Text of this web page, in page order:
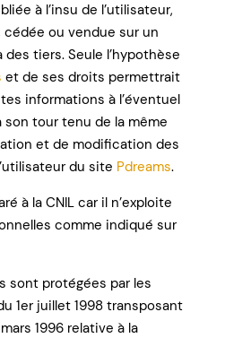
à l’insu de l’utilisateur,
ou vendue sur un
tiers. Seule l’hypothèse
et de ses droits permettrait
informations à l’éventuel
tour tenu de la même
et de modification des
du site Pdreams.
à la CNIL car il n’exploite
comme indiqué sur
sont protégées par les
1er juillet 1998 transposant
1996 relative à la